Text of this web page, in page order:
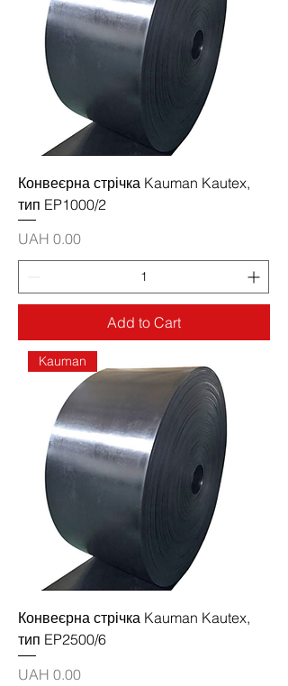
Конвеєрна стрічка Kauman Kautex,
тип EP1000/2
Price
UAH 0.00
Add to Cart
Kauman
Конвеєрна стрічка Kauman Kautex,
тип EP2500/6
Price
UAH 0.00